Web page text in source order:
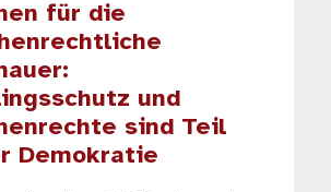
für die
und
sind Teil
Demokratie